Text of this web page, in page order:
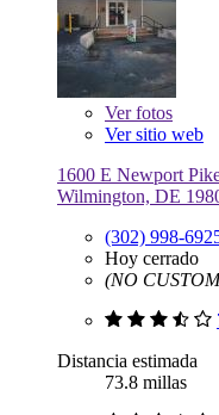
Verfotos
Ver sitio web
1600 E Newport
Wilmington, DE
(302) 998-
Hoy cerrado
(NO
Distancia estimada
73.8 millas